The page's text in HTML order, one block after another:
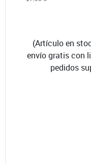
(Artículo en
envío gratis con
pedidos